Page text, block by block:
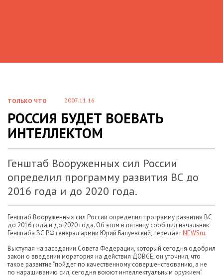
ТОЛЬКО ЧТО 2007.11.16
РОССИЯ БУДЕТ ВОЕВАТЬ
ИНТЕЛЛЕКТОМ
Генштаб Вооруженных сил России
определил программу развития ВС до
2016 года и до 2020 года.
Генштаб Вооруженных сил России определил программу развития ВС
до 2016 года и до 2020 года. Об этом в пятницу сообщил начальник
Генштаба ВС РФ генерал армии Юрий Балуевский, передаетNEWSru.
Выступая на заседании Совета Федерации, который сегодня одобрил
закон о введении моратория на действия ДОВСЕ, он уточнил, что
такое развитие "пойдет по качественному совершенствованию, а не
по наращиванию сил, сегодня воюют интеллектуальным оружием".